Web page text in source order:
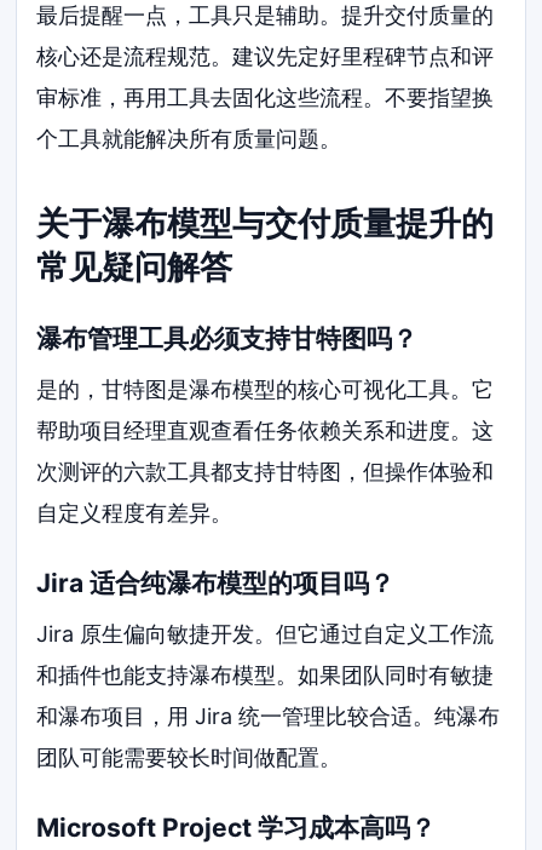
最后提醒一点，工具只是辅助。提升交付质量的
核心还是流程规范。建议先定好里程碑节点和评
审标准，再用工具去固化这些流程。不要指望换
个工具就能解决所有质量问题。
关于瀑布模型与交付质量提升的
常见疑问解答
瀑布管理工具必须支持甘特图吗？
是的，甘特图是瀑布模型的核心可视化工具。它
帮助项目经理直观查看任务依赖关系和进度。这
次测评的六款工具都支持甘特图，但操作体验和
自定义程度有差异。
Jira 适合纯瀑布模型的项目吗？
Jira 原生偏向敏捷开发。但它通过自定义工作流
和插件也能支持瀑布模型。如果团队同时有敏捷
和瀑布项目，用 Jira 统一管理比较合适。纯瀑布
团队可能需要较长时间做配置。
Microsoft Project 学习成本高吗？